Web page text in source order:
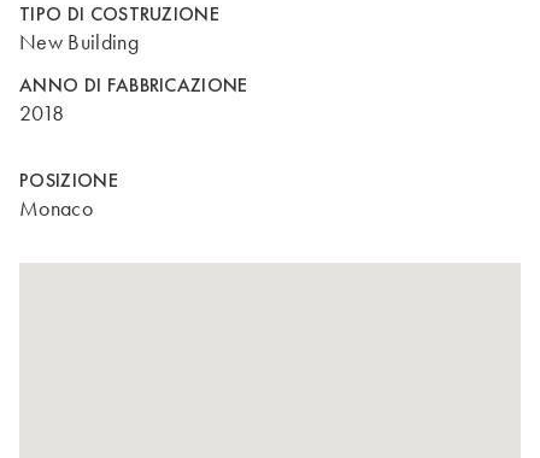
TIPO DI COSTRUZIONE
New Building
ANNO DI FABBRICAZIONE
2018
POSIZIONE
Monaco